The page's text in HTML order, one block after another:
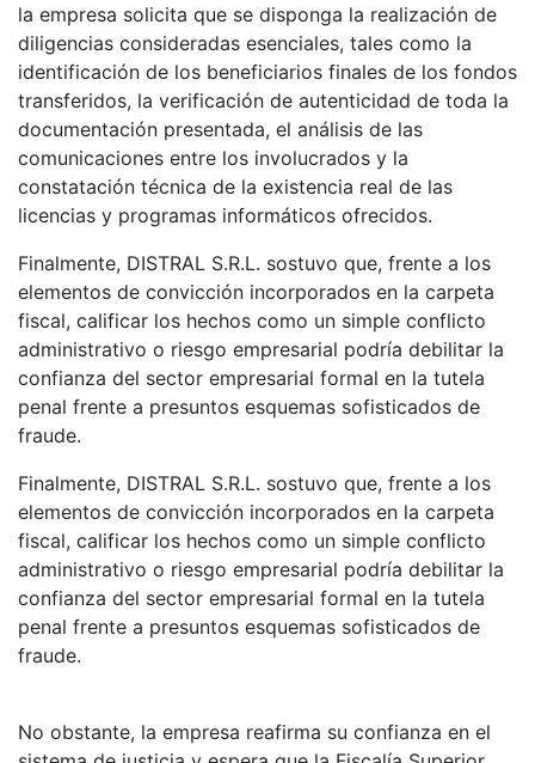
la empresa solicita que se disponga la realización de
diligencias consideradas esenciales, tales como la
identificación de los beneficiarios finales de los fondos
transferidos, la verificación de autenticidad de toda la
documentación presentada, el análisis de las
comunicaciones entre los involucrados y la
constatación técnica de la existencia real de las
licencias y programas informáticos ofrecidos.
Finalmente, DISTRAL S.R.L. sostuvo que, frente a los
elementos de convicción incorporados en la carpeta
fiscal, calificar los hechos como un simple conflicto
administrativo o riesgo empresarial podría debilitar la
confianza del sector empresarial formal en la tutela
penal frente a presuntos esquemas sofisticados de
fraude.
Finalmente, DISTRAL S.R.L. sostuvo que, frente a los
elementos de convicción incorporados en la carpeta
fiscal, calificar los hechos como un simple conflicto
administrativo o riesgo empresarial podría debilitar la
confianza del sector empresarial formal en la tutela
penal frente a presuntos esquemas sofisticados de
fraude.
No obstante, la empresa reafirma su confianza en el